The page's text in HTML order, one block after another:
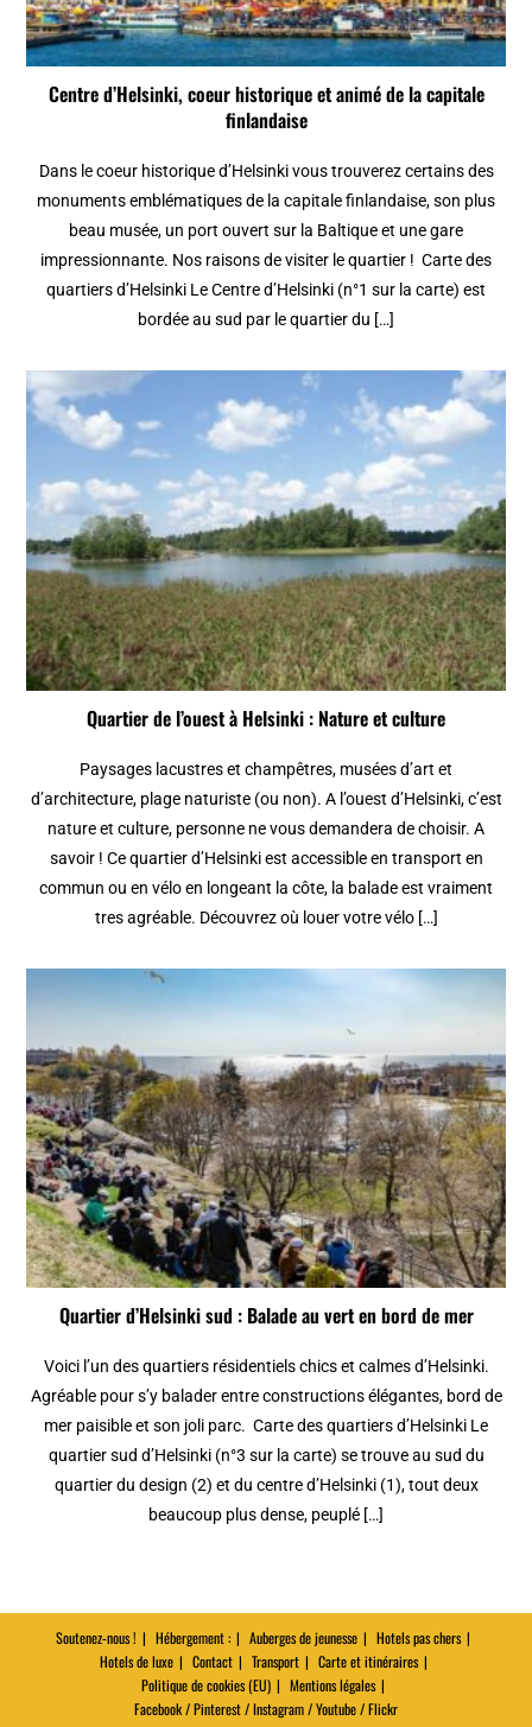
Centre d’Helsinki, coeur historique et animé de la capitale
finlandaise
Dans le coeur historique d’Helsinki vous trouverez certains des
monuments emblématiques de la capitale finlandaise, son plus
beau musée, un port ouvert sur la Baltique et une gare
impressionnante. Nos raisons de visiter le quartier ! Carte des
quartiers d’Helsinki Le Centre d’Helsinki (n°1 sur la carte) est
bordée au sud par le quartier du […]
Quartier de l’ouest à Helsinki : Nature et culture
Paysages lacustres et champêtres, musées d’art et
d’architecture, plage naturiste (ou non). A l’ouest d’Helsinki, c’est
nature et culture, personne ne vous demandera de choisir. A
savoir ! Ce quartier d’Helsinki est accessible en transport en
commun ou en vélo en longeant la côte, la balade est vraiment
tres agréable. Découvrez où louer votre vélo […]
Quartier d’Helsinki sud : Balade au vert en bord de mer
Voici l’un des quartiers résidentiels chics et calmes d’Helsinki.
Agréable pour s’y balader entre constructions élégantes, bord de
mer paisible et son joli parc. Carte des quartiers d’Helsinki Le
quartier sud d’Helsinki (n°3 sur la carte) se trouve au sud du
quartier du design (2) et du centre d’Helsinki (1), tout deux
beaucoup plus dense, peuplé […]
Soutenez-nous ! Hébergement : Auberges de jeunesse
Hotels pas chers
Hotels de luxe
Contact Transport
Carte et itinéraires
Politique de cookies (EU)
Mentions légales
Facebook / Pinterest / Instagram / Youtube / Flickr